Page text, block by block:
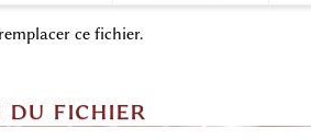
ce fichier.
fichier